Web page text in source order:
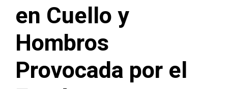
en Cuello y
Hombros
Provocada por el